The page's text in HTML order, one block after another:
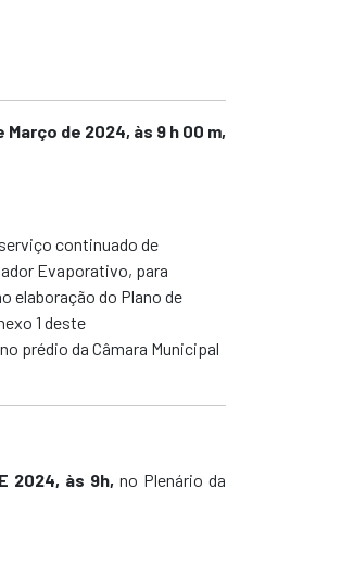
Março de 2024, às 9 h 00 m,
continuado de
Evaporativo, para
elaboração do Plano de
1 deste
no prédio da Câmara Municipal
2024, às 9h, no Plenário da